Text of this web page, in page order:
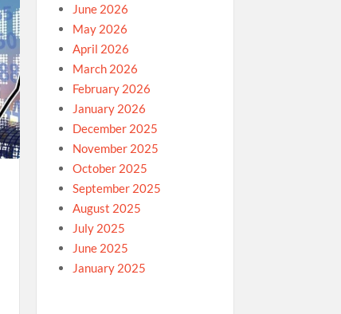
June 2026
May 2026
April 2026
March 2026
February 2026
January 2026
December 2025
November 2025
October 2025
September 2025
August 2025
July 2025
June 2025
January 2025